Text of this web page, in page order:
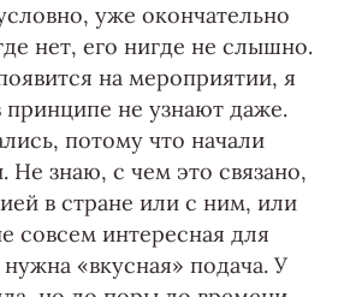
уже окончательно
нет, его нигде не слышно.
на мероприятии, я
принципе не узнают даже.
потому что начали
Не знаю, с чем это связано,
в стране или с ним, или
совсем интересная для
«вкусная» подача. У